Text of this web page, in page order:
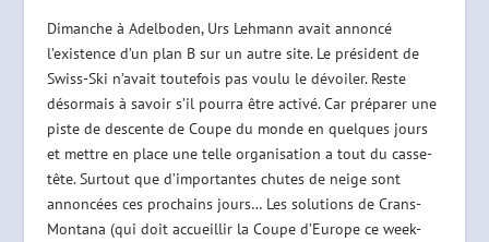
Dimanche à Adelboden, Urs Lehmann avait annoncé
l’existence d’un plan B sur un autre site. Le président de
Swiss-Ski n’avait toutefois pas voulu le dévoiler. Reste
désormais à savoir s’il pourra être activé. Car préparer une
piste de descente de Coupe du monde en quelques jours
et mettre en place une telle organisation a tout du casse-
tête. Surtout que d’importantes chutes de neige sont
annoncées ces prochains jours… Les solutions de Crans-
Montana (qui doit accueillir la Coupe d’Europe ce week-